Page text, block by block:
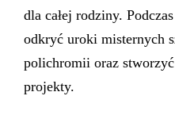
dla całej rodziny.
odkryć uroki misternych
polichromii oraz
projekty.